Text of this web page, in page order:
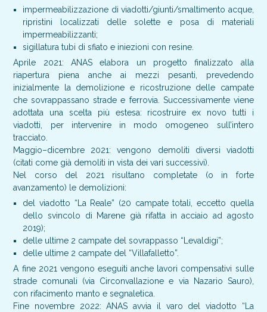
impermeabilizzazione di viadotti/giunti/smaltimento acque,
ripristini localizzati delle solette e posa di materiali
impermeabilizzanti;
sigillatura tubi di sfiato e iniezioni con resine.
Aprile 2021: ANAS elabora un progetto finalizzato alla
riapertura piena anche ai mezzi pesanti, prevedendo
inizialmente la demolizione e ricostruzione delle campate
che sovrappassano strade e ferrovia. Successivamente viene
adottata una scelta più estesa: ricostruire ex novo tutti i
viadotti, per intervenire in modo omogeneo sull’intero
tracciato.
Maggio–dicembre 2021: vengono demoliti diversi viadotti
(citati come già demoliti in vista dei vari successivi).
Nel corso del 2021 risultano completate (o in forte
avanzamento) le demolizioni:
del viadotto “La Reale” (20 campate totali, eccetto quella
dello svincolo di Marene già rifatta in acciaio ad agosto
2019);
delle ultime 2 campate del sovrappasso “Levaldigi”;
delle ultime 2 campate del “Villafalletto”.
A fine 2021 vengono eseguiti anche lavori compensativi sulle
strade comunali (via Circonvallazione e via Nazario Sauro),
con rifacimento manto e segnaletica.
Fine novembre 2022: ANAS avvia il varo del viadotto “La